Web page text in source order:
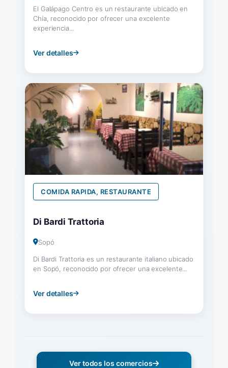
El Galápago Centro es un restaurante ubicado en
Chía, reconocido por ofrecer una excelente
experiencia...
Ver detalles
COMIDA RAPIDA, RESTAURANTE
Di Bardi Trattoria
Sopó
Di Bardi Trattoria es un restaurante italiano ubicado
en Sopó, reconocido por ofrecer una excelente...
Ver detalles
Ver todos los comercios